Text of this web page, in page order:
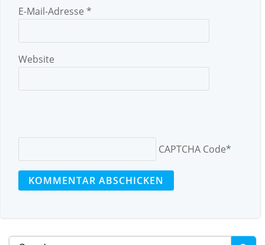
E-Mail-Adresse *
Website
CAPTCHA Code*
Search